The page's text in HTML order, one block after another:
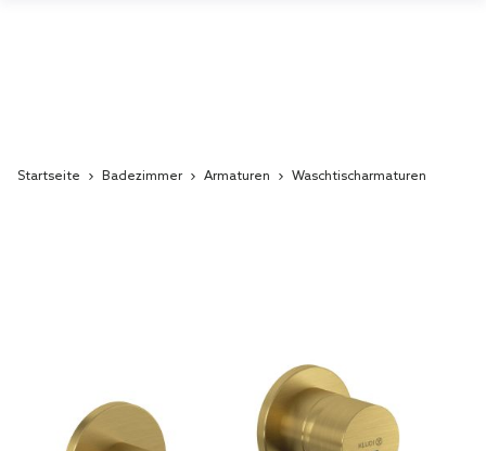
Startseite Badezimmer Armaturen Waschtischarmaturen
gallery